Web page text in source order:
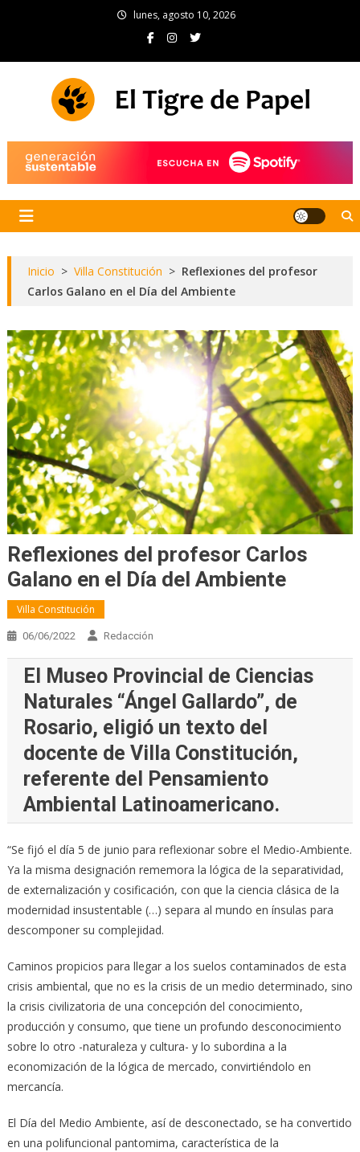
lunes, agosto 10, 2026
Inicio > Villa Constitución > Reflexiones del profesor
Carlos Galano en el Día del Ambiente
Reflexiones del profesor Carlos
Galano en el Día del Ambiente
Villa Constitución
06/06/2022 Redacción
El Museo Provincial de Ciencias
Naturales “Ángel Gallardo”, de
Rosario, eligió un texto del
docente de Villa Constitución,
referente del Pensamiento
Ambiental Latinoamericano.
“Se fijó el día 5 de junio para reflexionar sobre el Medio-Ambiente.
Ya la misma designación rememora la lógica de la separatividad,
de externalización y cosificación, con que la ciencia clásica de la
modernidad insustentable (…) separa al mundo en ínsulas para
descomponer su complejidad.
Caminos propicios para llegar a los suelos contaminados de esta
crisis ambiental, que no es la crisis de un medio determinado, sino
la crisis civilizatoria de una concepción del conocimiento,
producción y consumo, que tiene un profundo desconocimiento
sobre lo otro -naturaleza y cultura- y lo subordina a la
economización de la lógica de mercado, convirtiéndolo en
mercancía.
El Día del Medio Ambiente, así de desconectado, se ha convertido
en una polifuncional pantomima, característica de la